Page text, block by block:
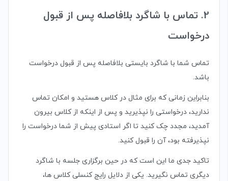
2. تماس با شاگرد بلافاصله پس از قبول
درخواست
تماس شما با شاگرد بایستی بلافاصله پس از قبول درخواست
باشد.
بنابراین زمانی که برای مثال در کلاس هستید و امکان تماس
ندارید، درخواستی را نپذیرید و پس از اینکه از کلاس بیرون
آمدید، مجدد چک کنید تا اگر استادی پیش از شما درخواست را
نپذیرفته بود، آن را قبول کنید.
تاکید جدی ما این است که در حین برگزاری جلسه با شاگرد
دیگری تماس نگیرید. یکی از دلایل رایج کنسلی کلاس ها،